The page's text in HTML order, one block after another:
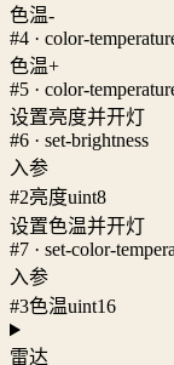
色温-
#4 · color-
色温+
#5 · color-
设置亮度并开灯
#6 · set-brightness
入参
#2亮度uint8
设置色温并开灯
#7 · set-color-
入参
#3色温uint16
雷达